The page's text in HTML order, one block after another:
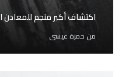
اكتشاف أكبر منجم للمعادن
من حمزة عيسى